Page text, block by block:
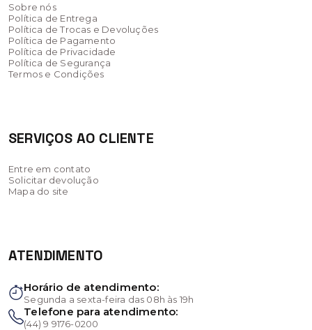
Sobre nós
Política de Entrega
Política de Trocas e Devoluções
Política de Pagamento
Política de Privacidade
Política de Segurança
Termos e Condições
SERVIÇOS AO CLIENTE
Entre em contato
Solicitar devolução
Mapa do site
ATENDIMENTO
Horário de atendimento:
Segunda a sexta-feira das 08h às 19h
Telefone para atendimento:
(44) 9 9176-0200